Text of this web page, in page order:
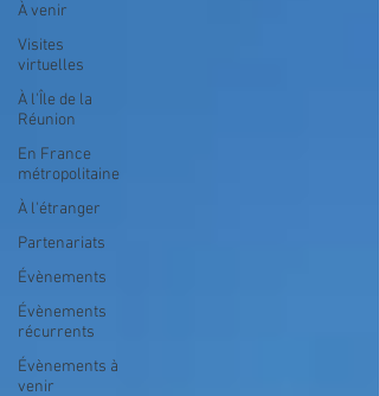
À venir
Visites
virtuelles
À l'Île de la
Réunion
En France
métropolitaine
À l'étranger
Partenariats
Évènements
Évènements
récurrents
Évènements à
venir